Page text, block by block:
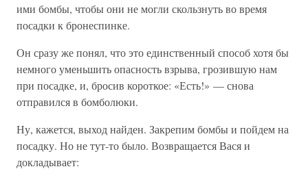
ими бомбы, чтобы они не могли скользнуть во время
посадки к бронеспинке.
Он сразу же понял, что это единственный способ хотя бы
немного уменьшить опасность взрыва, грозившую нам
при посадке, и, бросив короткое: «Есть!» — снова
отправился в бомболюки.
Ну, кажется, выход найден. Закрепим бомбы и пойдем на
посадку. Но не тут-то было. Возвращается Вася и
докладывает: